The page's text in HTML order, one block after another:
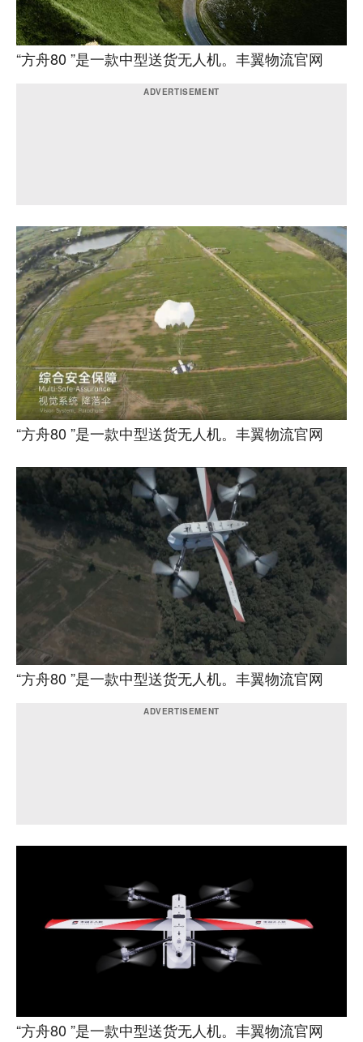
“方舟80 ”是一款中型送货无人机。丰翼物流官网
“方舟80 ”是一款中型送货无人机。丰翼物流官网
“方舟80 ”是一款中型送货无人机。丰翼物流官网
“方舟80 ”是一款中型送货无人机。丰翼物流官网